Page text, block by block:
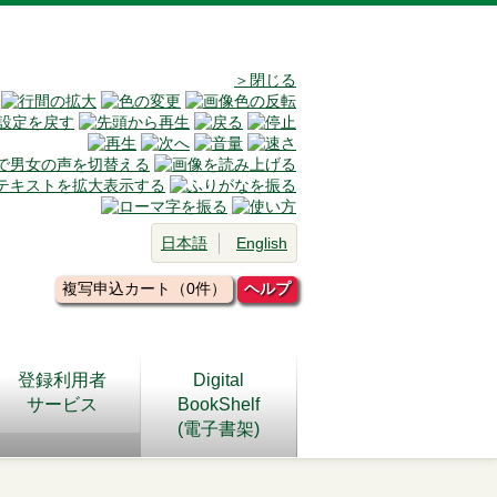
＞閉じる
日本語 English
複写申込カート（0件） ヘルプ
登録利用者
サービス
Digital
BookShelf
(電子書架)